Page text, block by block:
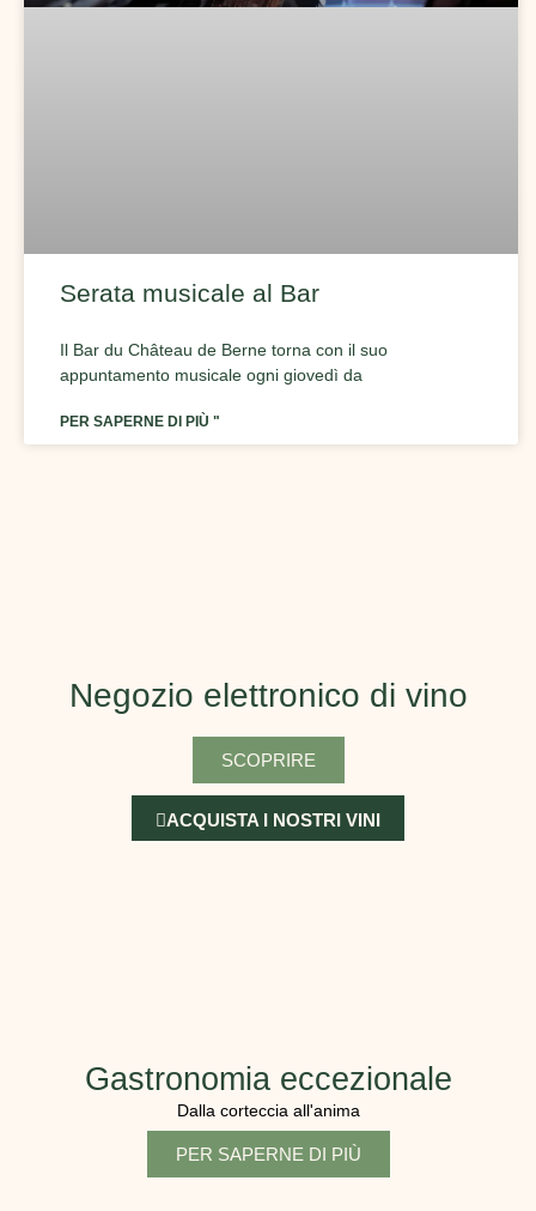
Serata musicale al Bar
Il Bar du Château de Berne torna con il suo
appuntamento musicale ogni giovedì da
PER SAPERNE DI PIÙ "
Negozio elettronico di vino
SCOPRIRE
ACQUISTA I NOSTRI VINI
Gastronomia eccezionale
Dalla corteccia all'anima
PER SAPERNE DI PIÙ